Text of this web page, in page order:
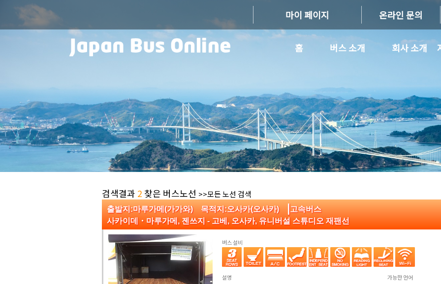
마이 페이지 온라인 문의
홈 버스 소개 회사 소개
검색결과 2 찾은 버스노선 >>모든 노선 검색
출발지:마루가메(가가와) 목적지:오사카(오사카) |고속버스
사카이데・마루가메, 젠쓰지 - 고베, 오사카, 유니버설 스튜디오 재팬선
버스 설비
설명 가능한 언어